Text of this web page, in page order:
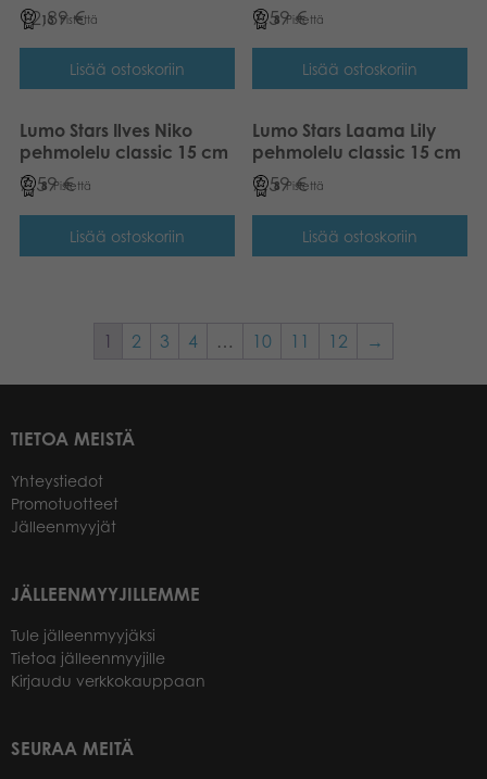
12,89€
13 Pistettä
Lisää ostoskoriin
7,59€
8 Pistettä
Lisää ostoskoriin
Lumo Stars Ilves Niko
pehmolelu classic 15 cm
7,59€
8 Pistettä
Lisää ostoskoriin
Lumo Stars Laama Lily
pehmolelu classic 15 cm
7,59€
8 Pistettä
Lisää ostoskoriin
1 2 3 4 … 10 11 12 →
TIETOA MEISTÄ
Yhteystiedot
Promotuotteet
Jälleenmyyjät
JÄLLEENMYYJILLEMME
Tule jälleenmyyjäksi
Tietoa jälleenmyyjille
Kirjaudu verkkokauppaan
SEURAA MEITÄ